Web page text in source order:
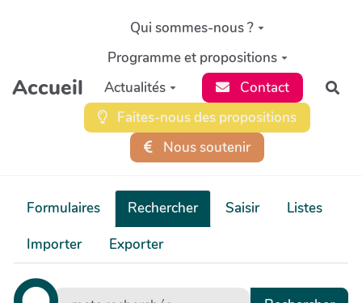
Aller au contenu principal
Accueil
Qui sommes-nous ?
Programme et propositions
Actualités
Contact
Faites-nous des propositions
Nous soutenir
Formulaires Rechercher Saisir
Listes
Importer
Exporter